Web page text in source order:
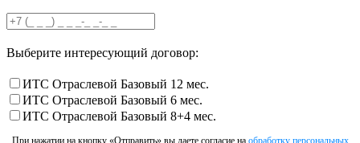
Выберите интересующий договор:
ИТС Отраслевой Базовый 12 мес.
ИТС Отраслевой Базовый 6 мес.
ИТС Отраслевой Базовый 8+4 мес.